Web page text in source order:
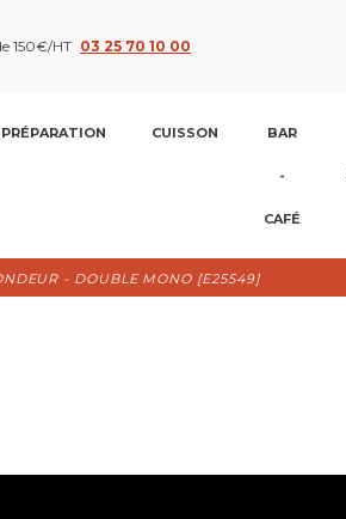
150€/HT 03 25 70 10 00
PRÉPARATION CUISSON BAR
-
CAFÉ
- DOUBLE MONO [E25549]